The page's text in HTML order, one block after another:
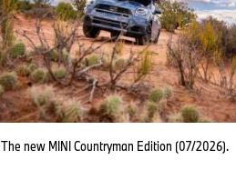
The new MINI Countryman Edition (07/2026).